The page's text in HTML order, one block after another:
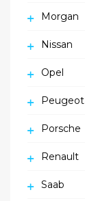
Morgan
Nissan
Opel
Peugeot
Porsche
Renault
Saab